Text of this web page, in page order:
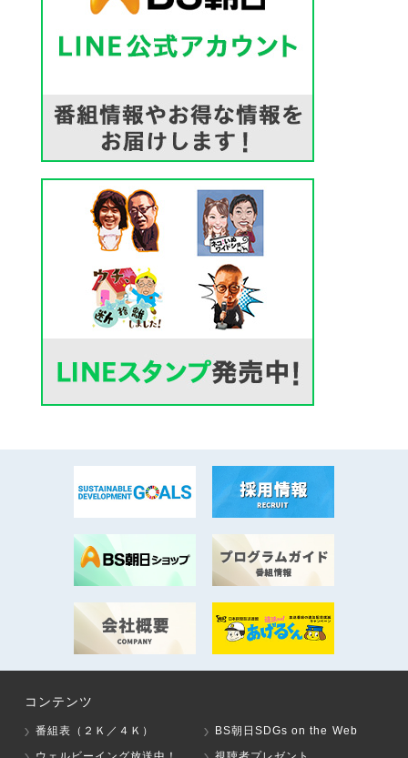
コンテンツ
番組表（２Ｋ／４Ｋ）
BS朝日SDGs on the Web